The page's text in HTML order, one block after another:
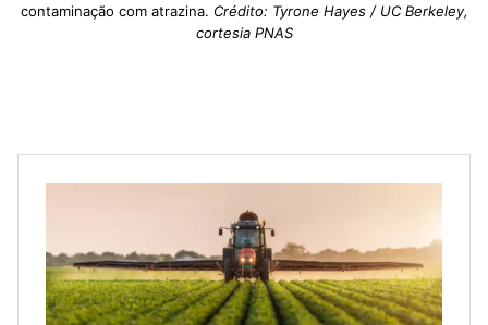
contaminação com atrazina. Crédito: Tyrone Hayes / UC Berkeley,
cortesia PNAS